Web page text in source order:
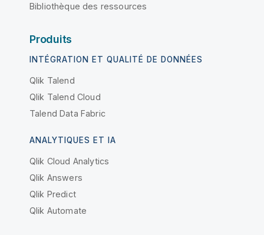
Bibliothèque des ressources
Produits
INTÉGRATION ET QUALITÉ DE DONNÉES
Qlik Talend
Qlik Talend Cloud
Talend Data Fabric
ANALYTIQUES ET IA
Qlik Cloud Analytics
Qlik Answers
Qlik Predict
Qlik Automate